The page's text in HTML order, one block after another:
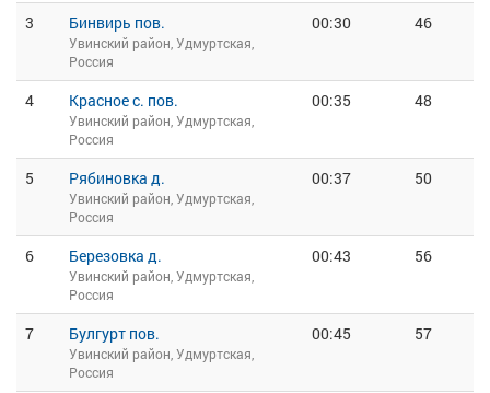
3 Бинвирь пов.
Увинский район, Удмуртская,
Россия
00:30 46
4 Красное с. пов.
Увинский район, Удмуртская,
Россия
00:35 48
5 Рябиновка д.
Увинский район, Удмуртская,
Россия
00:37 50
6 Березовка д.
Увинский район, Удмуртская,
Россия
00:43 56
7 Булгурт пов.
Увинский район, Удмуртская,
Россия
00:45 57